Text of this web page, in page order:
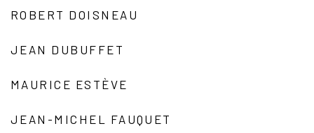
ROBERT DOISNEAU
JEAN DUBUFFET
MAURICE ESTÈVE
JEAN-MICHEL FAUQUET